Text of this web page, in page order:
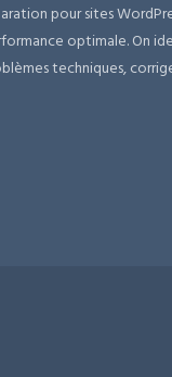
pour sites
optimale. On
techniques,